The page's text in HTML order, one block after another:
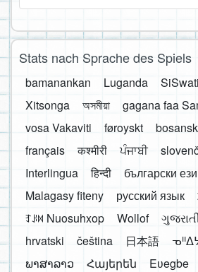
Stats nach Sprache des Spiels
bamanankan Luganda SiSwati
Xitsonga
অসমীয়া
gagana faa
vosa Vakaviti
føroyskt
français
कश्मीरी ਪੰਜਾਬੀ
Interlingua
हिन्दी
български
Malagasy fiteny
русский язык
ꆈꌠ꒿ Nuosuhxop
Wollof
hrvatski
čeština 日本語
ພາສາລາວ
Հայերեն Eʋegbe